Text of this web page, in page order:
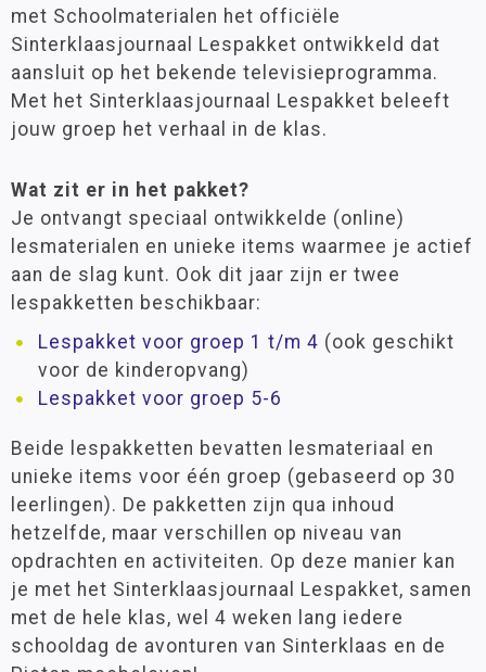
met Schoolmaterialen het officiële
Sinterklaasjournaal Lespakket ontwikkeld dat
aansluit op het bekende televisieprogramma.
Met het Sinterklaasjournaal Lespakket beleeft
jouw groep het verhaal in de klas.
Wat zit er in het pakket?
Je ontvangt speciaal ontwikkelde (online)
lesmaterialen en unieke items waarmee je actief
aan de slag kunt. Ook dit jaar zijn er twee
lespakketten beschikbaar:
Lespakket voor groep 1 t/m 4 (ook geschikt
voor de kinderopvang)
Lespakket voor groep 5-6
Beide lespakketten bevatten lesmateriaal en
unieke items voor één groep (gebaseerd op 30
leerlingen). De pakketten zijn qua inhoud
hetzelfde, maar verschillen op niveau van
opdrachten en activiteiten. Op deze manier kan
je met het Sinterklaasjournaal Lespakket, samen
met de hele klas, wel 4 weken lang iedere
schooldag de avonturen van Sinterklaas en de